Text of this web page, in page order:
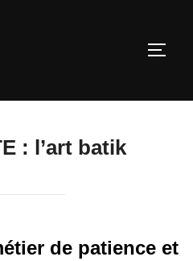
: l’art batik
de patience et